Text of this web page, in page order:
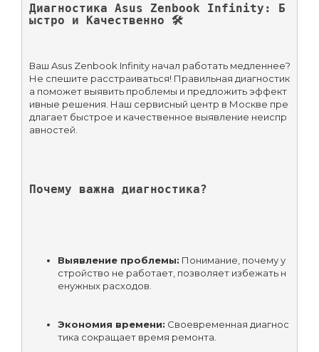
Диагностика Asus Zenbook Infinity: Б
ыстро и Качественно 🛠️
Ваш Asus Zenbook Infinity начал работать медленнее?
Не спешите расстраиваться! Правильная диагностик
а поможет выявить проблемы и предложить эффект
ивные решения. Наш сервисный центр в Москве пре
длагает быстрое и качественное выявление неиспр
авностей.
Почему важна диагностика?
Выявление проблемы: Понимание, почему у
стройство не работает, позволяет избежать н
енужных расходов.
Экономия времени: Своевременная диагнос
тика сокращает время ремонта.